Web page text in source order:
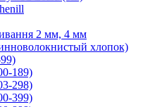
2 мм, 4 мм
хлопок)
189)
298)
399)